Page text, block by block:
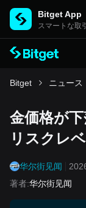
Bitget App
スマートな取
Bitget ニュース
金価格が
リスクレ
华尔街见闻
著者:华尔街见闻